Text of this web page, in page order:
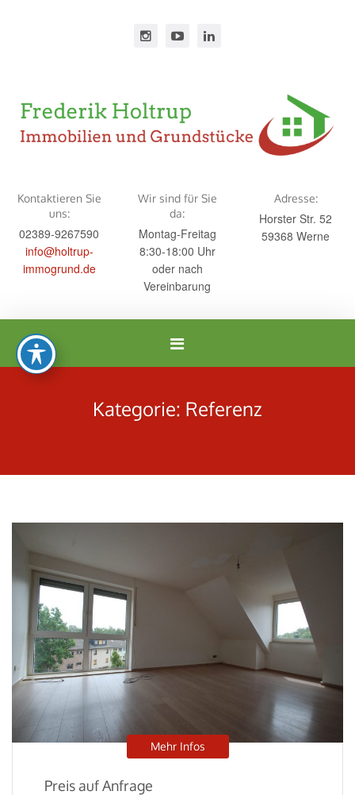
Kontaktieren Sie
uns:
02389-9267590
info@holtrup-
immogrund.de
Wir sind für Sie
da:
Montag-Freitag
8:30-18:00 Uhr
oder nach
Vereinbarung
Adresse:
Horster Str. 52
59368 Werne
Navigation
Kategorie: Referenz
Mehr Infos
Preis auf Anfrage